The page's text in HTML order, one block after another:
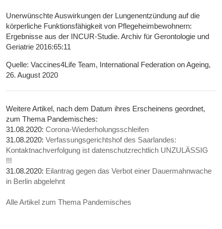
Unerwünschte Auswirkungen der Lungenentzündung auf die
körperliche Funktionsfähigkeit von Pflegeheimbewohnern:
Ergebnisse aus der INCUR-Studie. Archiv für Gerontologie und
Geriatrie 2016:65:11
Quelle: Vaccines4Life Team, International Federation on Ageing,
26. August 2020
Weitere Artikel, nach dem Datum ihres Erscheinens geordnet,
zum Thema Pandemisches:
31.08.2020:Corona-Wiederholungsschleifen
31.08.2020:Verfassungsgerichtshof des Saarlandes:
Kontaktnachverfolgung ist datenschutzrechtlich UNZULÄSSIG
!!!
31.08.2020: Eilantrag gegen das Verbot einer Dauermahnwache
in Berlin abgelehnt
Alle Artikel zum Thema Pandemisches